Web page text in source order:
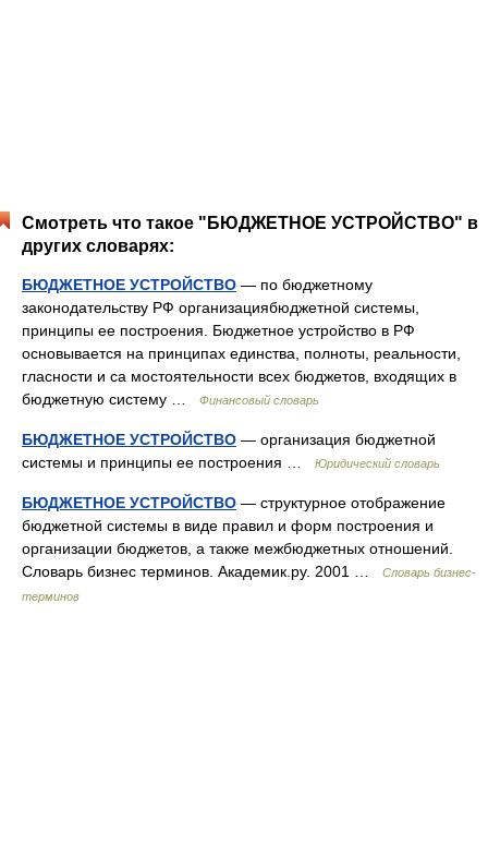
Смотреть что такое "БЮДЖЕТНОЕ УСТРОЙСТВО" в
других словарях:
БЮДЖЕТНОЕ УСТРОЙСТВО — по бюджетному
законодательству РФ организациябюджетной системы,
принципы ее построения. Бюджетное устройство в РФ
основывается на принципах единства, полноты, реальности,
гласности и са мостоятельности всех бюджетов, входящих в
бюджетную систему …
Финансовый словарь
БЮДЖЕТНОЕ УСТРОЙСТВО — организация бюджетной
системы и принципы ее построения …
Юридический словарь
БЮДЖЕТНОЕ УСТРОЙСТВО — структурное отображение
бюджетной системы в виде правил и форм построения и
организации бюджетов, а также межбюджетных отношений.
Словарь бизнес терминов. Академик.ру. 2001 …
Словарь бизнес-
терминов